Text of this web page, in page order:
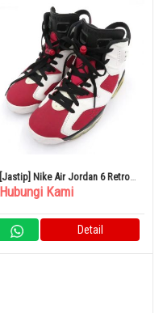
[Jastip] Nike Air Jordan 6 Retro
Carmine 2021 CT8529-106
Hubungi Kami
Detail